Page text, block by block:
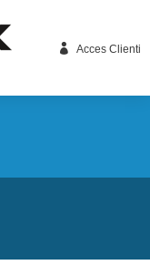
 Acces Clienti